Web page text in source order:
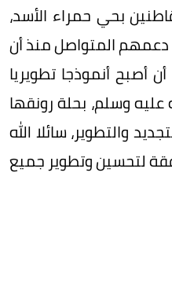
بحي حمراء الأسد،
المتواصل منذ أن
أصبح أنموذجا تطويريا
وسلم، بحلة رونقها
والتطوير، سائلا الله
لتحسين وتطوير جميع